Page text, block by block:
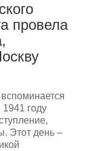
провела
1941 году
Этот день –